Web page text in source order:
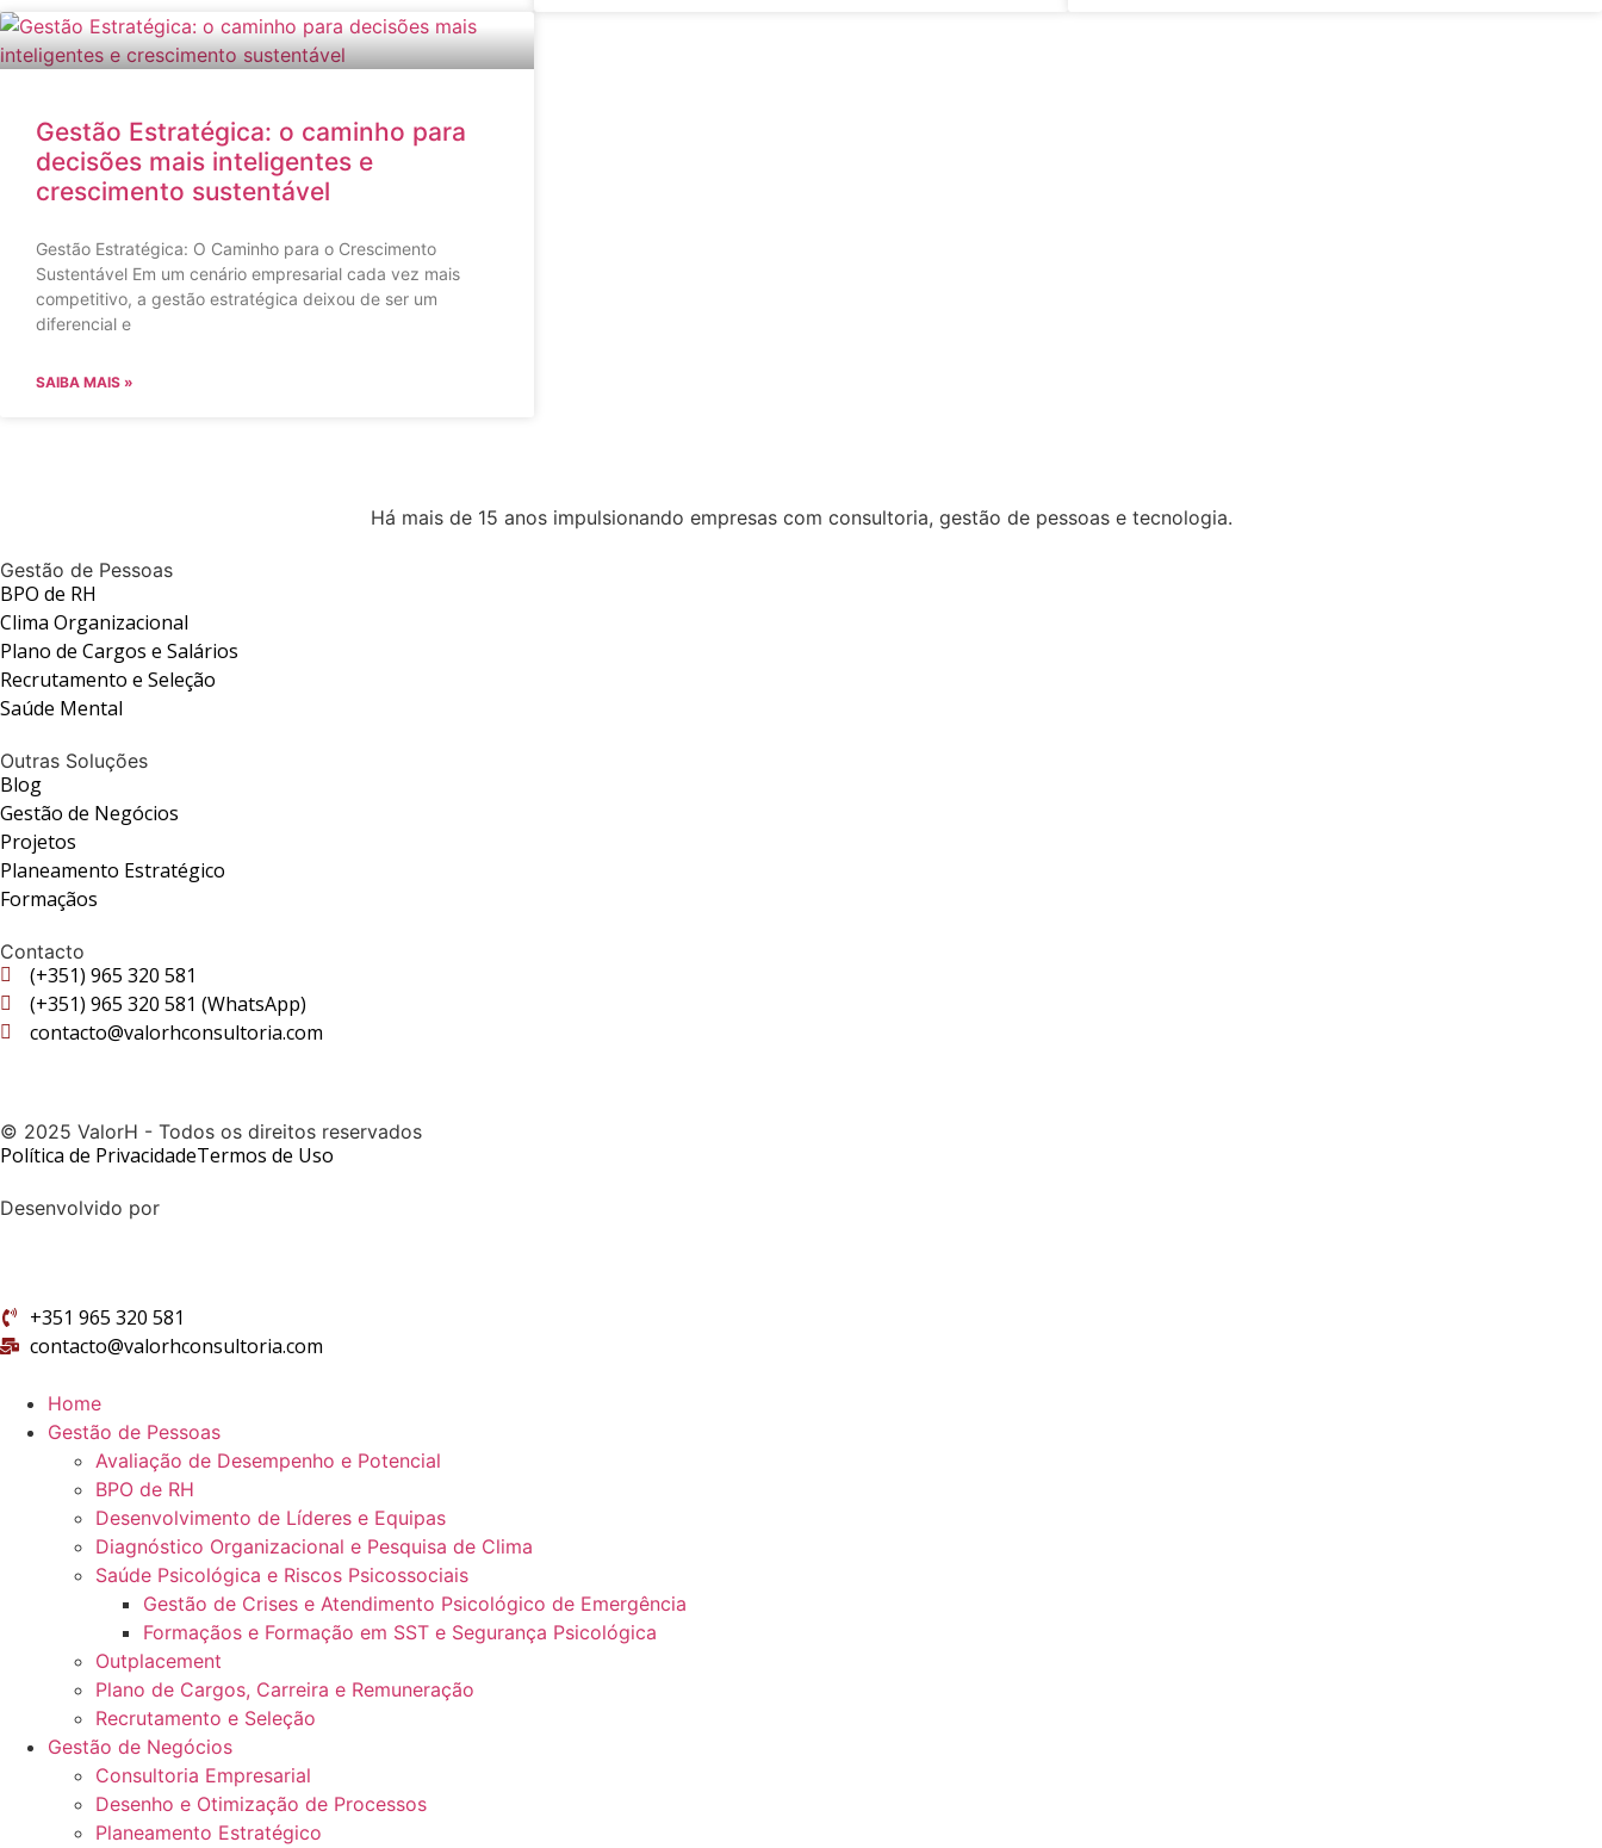
Gestão Estratégica: o caminho para
decisões mais inteligentes e
crescimento sustentável
Gestão Estratégica: O Caminho para o Crescimento
Sustentável Em um cenário empresarial cada vez mais
competitivo, a gestão estratégica deixou de ser um
diferencial e
SAIBA MAIS »
Há mais de 15 anos impulsionando empresas com consultoria, gestão de pessoas e tecnologia.
Gestão de Pessoas
BPO de RH
Clima Organizacional
Plano de Cargos e Salários
Recrutamento e Seleção
Saúde Mental
Outras Soluções
Blog
Gestão de Negócios
Projetos
Planeamento Estratégico
Formaçãos
Contacto
(+351) 965 320 581
(+351) 965 320 581 (WhatsApp)
contacto@valorhconsultoria.com
© 2025 ValorH - Todos os direitos reservados
Política de PrivacidadeTermos de Uso
Desenvolvido por
+351 965 320 581
contacto@valorhconsultoria.com
Home
Gestão de Pessoas
Avaliação de Desempenho e Potencial
BPO de RH
Desenvolvimento de Líderes e Equipas
Diagnóstico Organizacional e Pesquisa de Clima
Saúde Psicológica e Riscos Psicossociais
Gestão de Crises e Atendimento Psicológico de Emergência
Formaçãos e Formação em SST e Segurança Psicológica
Outplacement
Plano de Cargos, Carreira e Remuneração
Recrutamento e Seleção
Gestão de Negócios
Consultoria Empresarial
Desenho e Otimização de Processos
Planeamento Estratégico